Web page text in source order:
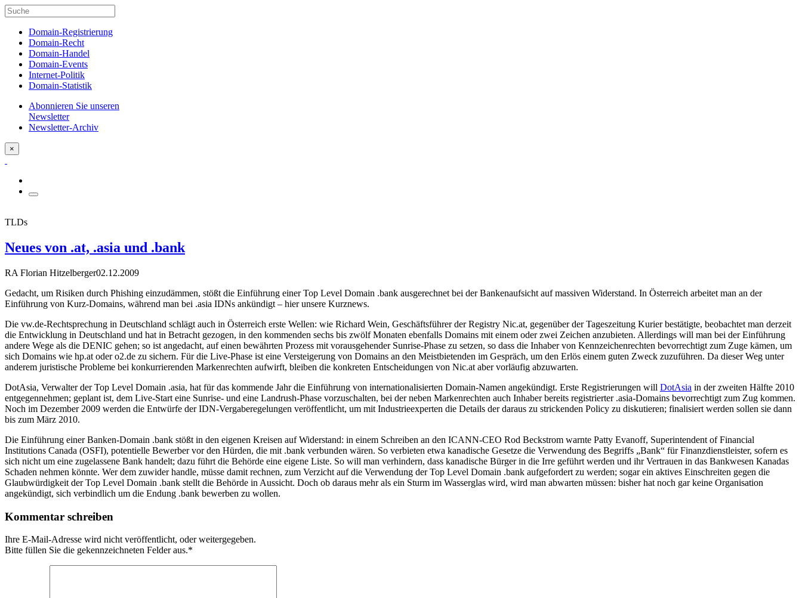
Domain-Registrierung
Domain-Recht
Domain-Handel
Domain-Events
Internet-Politik
Domain-Statistik
Abonnieren Sie unseren
Newsletter
Newsletter-Archiv
×
TLDs
Neues von .at, .asia und .bank
RA Florian Hitzelberger02.12.2009
Gedacht, um Risiken durch Phishing einzudämmen, stößt die Einführung einer Top Level Domain .bank ausgerechnet bei der Bankenaufsicht auf massiven Widerstand. In Österreich arbeitet man an der
Einführung von Kurz-Domains, während man bei .asia IDNs ankündigt – hier unsere Kurznews.
Die vw.de-Rechtsprechung in Deutschland schlägt auch in Österreich erste Wellen: wie Richard Wein, Geschäftsführer der Registry Nic.at, gegenüber der Tageszeitung Kurier bestätigte, beobachtet man derzeit
die Entwicklung in Deutschland und hat in Betracht gezogen, in den kommenden sechs bis zwölf Monaten ebenfalls Domains mit einem oder zwei Zeichen anzubieten. Allerdings will man bei der Einführung
andere Wege als die DENIC gehen; so ist angedacht, auf einen bewährten Prozess mit vorausgehender Sunrise-Phase zu setzen, so dass die Inhaber von Kennzeichenrechten bevorrechtigt zum Zuge kämen, um
sich Domains wie hp.at oder o2.de zu sichern. Für die Live-Phase ist eine Versteigerung von Domains an den Meistbietenden im Gespräch, um den Erlös einem guten Zweck zuzuführen. Da dieser Weg unter
anderem juristische Probleme bei konkurrierenden Markenrechten aufwirft, bleiben die konkreten Entscheidungen von Nic.at aber vorläufig abzuwarten.
DotAsia, Verwalter der Top Level Domain .asia, hat für das kommende Jahr die Einführung von internationalisierten Domain-Namen angekündigt. Erste Registrierungen will DotAsia in der zweiten Hälfte 2010
entgegennehmen; geplant ist, dem Live-Start eine Sunrise- und eine Landrush-Phase vorzuschalten, bei der neben Markenrechten auch Inhaber bereits registrierter .asia-Domains bevorrechtigt zum Zug kommen.
Noch im Dezember 2009 werden die Entwürfe der IDN-Vergaberegelungen veröffentlicht, um mit Industrieexperten die Details der daraus zu strickenden Policy zu diskutieren; finalisiert werden sollen sie dann
bis zum März 2010.
Die Einführung einer Banken-Domain .bank stößt in den eigenen Kreisen auf Widerstand: in einem Schreiben an den ICANN-CEO Rod Beckstrom warnte Patty Evanoff, Superintendent of Financial
Institutions Canada (OSFI), potentielle Bewerber vor den Hürden, die mit .bank verbunden wären. So verbieten etwa kanadische Gesetze die Verwendung des Begriffs „Bank“ für Finanzdienstleister, sofern es
sich nicht um eine zugelassene Bank handelt; dazu führt die Behörde eine eigene Liste. So will man verhindern, dass kanadische Bürger in die Irre geführt werden und ihr Vertrauen in das Bankwesen Kanadas
Schaden nehmen könnte. Wer dem zuwider handle, müsse damit rechnen, zum Verzicht auf die Verwendung der Top Level Domain .bank aufgefordert zu werden; sogar ein aktives Einschreiten gegen die
Glaubwürdigkeit der Top Level Domain .bank stellt die Behörde in Aussicht. Doch ob daraus mehr als ein Sturm im Wasserglas wird, wird man abwarten müssen: bisher hat noch gar keine Organisation
angekündigt, sich verbindlich um die Endung .bank bewerben zu wollen.
Kommentar schreiben
Ihre E-Mail-Adresse wird nicht veröffentlicht, oder weitergegeben.
Bitte füllen Sie die gekennzeichneten Felder aus.*